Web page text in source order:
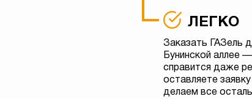
ЛЕГКО
Заказать ГАЗель
Бунинской аллее
справится даже
оставляете
делаем все